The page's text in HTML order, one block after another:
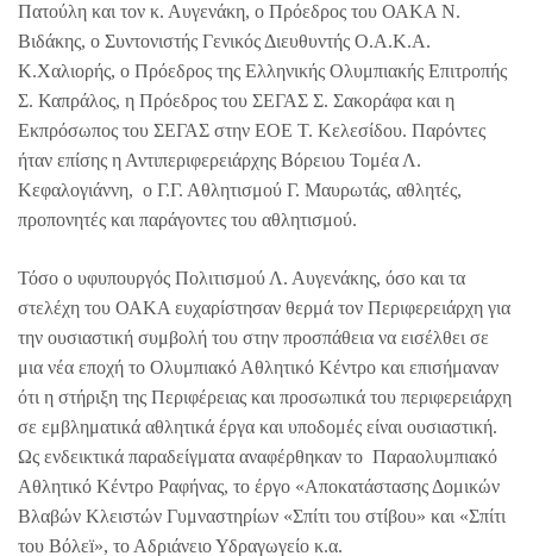
Πατούλη και τον κ. Αυγενάκη, ο Πρόεδρος του ΟΑΚΑ Ν.
Βιδάκης, ο Συντονιστής Γενικός Διευθυντής Ο.Α.Κ.Α.
Κ.Χαλιορής, ο Πρόεδρος της Ελληνικής Ολυμπιακής Επιτροπής
Σ. Καπράλος, η Πρόεδρος του ΣΕΓΑΣ Σ. Σακοράφα και η
Εκπρόσωπος του ΣΕΓΑΣ στην ΕΟΕ Τ. Κελεσίδου. Παρόντες
ήταν επίσης η Αντιπεριφερειάρχης Βόρειου Τομέα Λ.
Κεφαλογιάννη, ο Γ.Γ. Αθλητισμού Γ. Μαυρωτάς, αθλητές,
προπονητές και παράγοντες του αθλητισμού.
Τόσο ο υφυπουργός Πολιτισμού Λ. Αυγενάκης, όσο και τα
στελέχη του ΟΑΚΑ ευχαρίστησαν θερμά τον Περιφερειάρχη για
την ουσιαστική συμβολή του στην προσπάθεια να εισέλθει σε
μια νέα εποχή το Ολυμπιακό Αθλητικό Κέντρο και επισήμαναν
ότι η στήριξη της Περιφέρειας και προσωπικά του περιφερειάρχη
σε εμβληματικά αθλητικά έργα και υποδομές είναι ουσιαστική.
Ως ενδεικτικά παραδείγματα αναφέρθηκαν το Παραολυμπιακό
Αθλητικό Κέντρο Ραφήνας, το έργο «Αποκατάστασης Δομικών
Βλαβών Κλειστών Γυμναστηρίων «Σπίτι του στίβου» και «Σπίτι
του Βόλεï», το Αδριάνειο Υδραγωγείο κ.α.